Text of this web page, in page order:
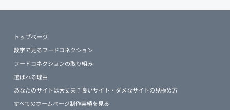
トップページ
数字で見るフードコネクション
フードコネクションの取り組み
選ばれる理由
あなたのサイトは大丈夫？良いサイト・ダメなサイトの見極め方
すべてのホームページ制作実績を見る